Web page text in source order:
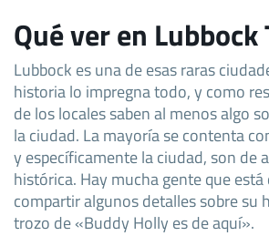
Qué ver en Lubbock
Lubbock es una de esas raras
historia lo impregna todo, y como
de los locales saben al menos algo
la ciudad. La mayoría se contenta
y específicamente la ciudad, son de
histórica. Hay mucha gente que
compartir algunos detalles sobre su
trozo de «Buddy Holly es de aquí».